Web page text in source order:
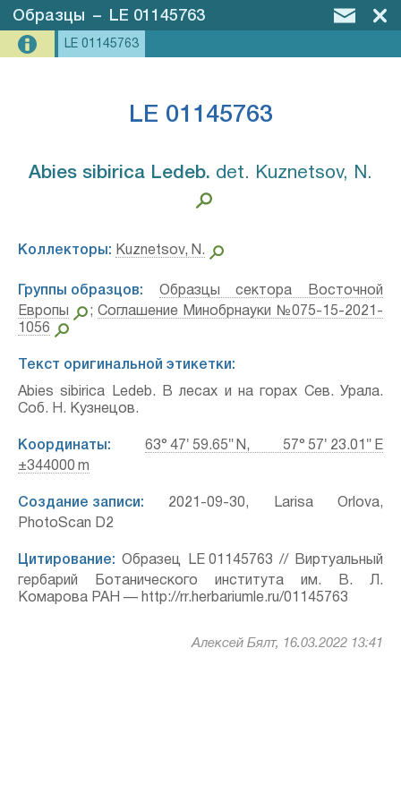
Образцы – LE 01145763
LE 01145763
LE 01145763
Abies sibirica Ledeb.⁣ det. Kuznetsov, N.
Коллекторы: Kuznetsov, N.
Группы образцов:
Образцы сектора Восточной
Европы
;Соглашение Минобрнауки №075-15-2021-
1056
Текст оригинальной этикетки:
Abies sibirica Ledeb. В лесах и на горах Сев. Урала.
Соб. Н. Кузнецов.
Координаты:
63° 47′ 59.65″ N, 57° 57′ 23.01″ E
±344000 m
Создание записи: 2021-09-30, Larisa Orlova,
PhotoScan D2
Цитирование: Образец LE 01145763 // Виртуальный
гербарий Ботанического института им. В. Л.
Комарова РАН — http://rr.herbariumle.ru/01145763
Алексей Бялт, 16.03.2022 13:41